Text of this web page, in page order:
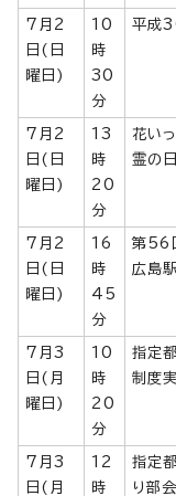
7月2
日(日
曜日)
10
時
30
分
平成
7月2
日(日
曜日)
13
時
20
分
花い
霊の日
7月2
日(日
曜日)
16
時
45
分
第56
広島
7月3
日(月
曜日)
10
時
20
分
指定
制度
7月3
日(月
12
時
指定
り部会